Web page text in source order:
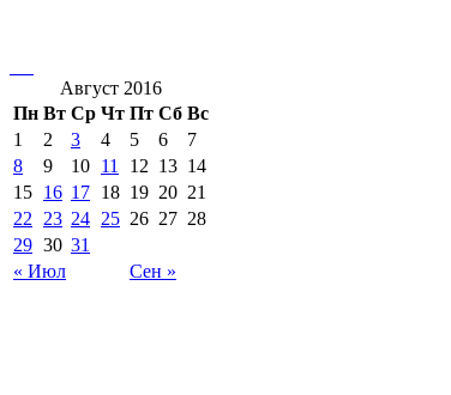
Август 2016
Пн Вт Ср Чт Пт Сб Вс
« Июл Сен »
1 2 3 4 5 6
7
8
9 10 11 12 13 14
15 16 17 18 19 20 21
22
23 24 25 26 27 28
29 30 31